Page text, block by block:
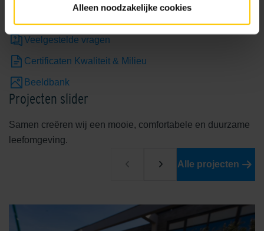
Alleen noodzakelijke cookies
Veelgestelde vragen
Certificaten Kwaliteit & Milieu
Beeldbank
Projecten slider
Samen creëren wij een mooie, comfortabele en duurzame
leefomgeving.
Alle projecten